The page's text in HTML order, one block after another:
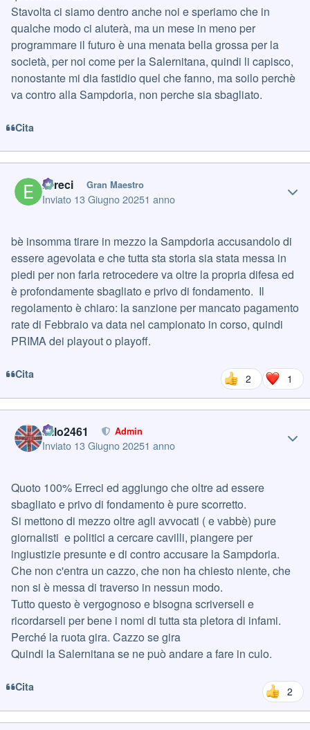
Stavolta ci siamo dentro anche noi e speriamo che in
qualche modo ci aiuterà, ma un mese in meno per
programmare il futuro è una menata bella grossa per la
società, per noi come per la Salernitana, quindi li capisco,
nonostante mi dia fastidio quel che fanno, ma soilo perchè
va contro alla Sampdoria, non perche sia sbagliato.
Cita
Erreci Gran Maestro
Inviato 13 Giugno 20251 anno
bè insomma tirare in mezzo la Sampdoria accusandolo di
essere agevolata e che tutta sta storia sia stata messa in
piedi per non farla retrocedere va oltre la propria difesa ed
è profondamente sbagliato e privo di fondamento. Il
regolamento è chiaro: la sanzione per mancato pagamento
rate di Febbraio va data nel campionato in corso, quindi
PRIMA dei playout o playoff.
Cita 2 1
cillo2461 Admin
Inviato 13 Giugno 20251 anno
Quoto 100% Erreci ed aggiungo che oltre ad essere
sbagliato e privo di fondamento è pure scorretto.
Si mettono di mezzo oltre agli avvocati ( e vabbè) pure
giornalisti e politici a cercare cavilli, piangere per
ingiustizie presunte e di contro accusare la Sampdoria.
Che non c'entra un cazzo, che non ha chiesto niente, che
non si è messa di traverso in nessun modo.
Tutto questo è vergognoso e bisogna scriverseli e
ricordarseli per bene i nomi di tutta sta pletora di infami.
Perché la ruota gira. Cazzo se gira
Quindi la Salernitana se ne può andare a fare in culo.
Cita 2